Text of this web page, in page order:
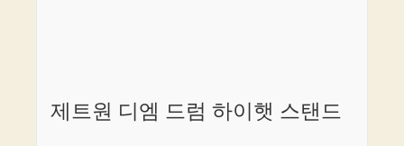
제트원 디엠 드럼 하이햇 스탠드